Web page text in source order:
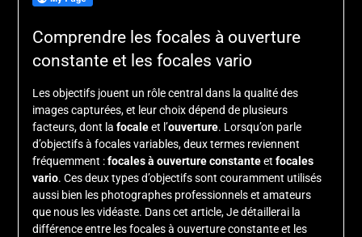
Comprendre les focales à ouverture
constante et les focales vario
Les objectifs jouent un rôle central dans la qualité des
images capturées, et leur choix dépend de plusieurs
facteurs, dont la focaleet l’ouverture. Lorsqu’on parle
d’objectifs à focales variables, deux termes reviennent
fréquemment :focales à ouverture constanteet focales
vario. Ces deux types d’objectifs sont couramment utilisés
aussi bien les photographes professionnels et amateurs
que nous les vidéaste. Dans cet article, Je détaillerai la
différence entre les focales à ouverture constante et les